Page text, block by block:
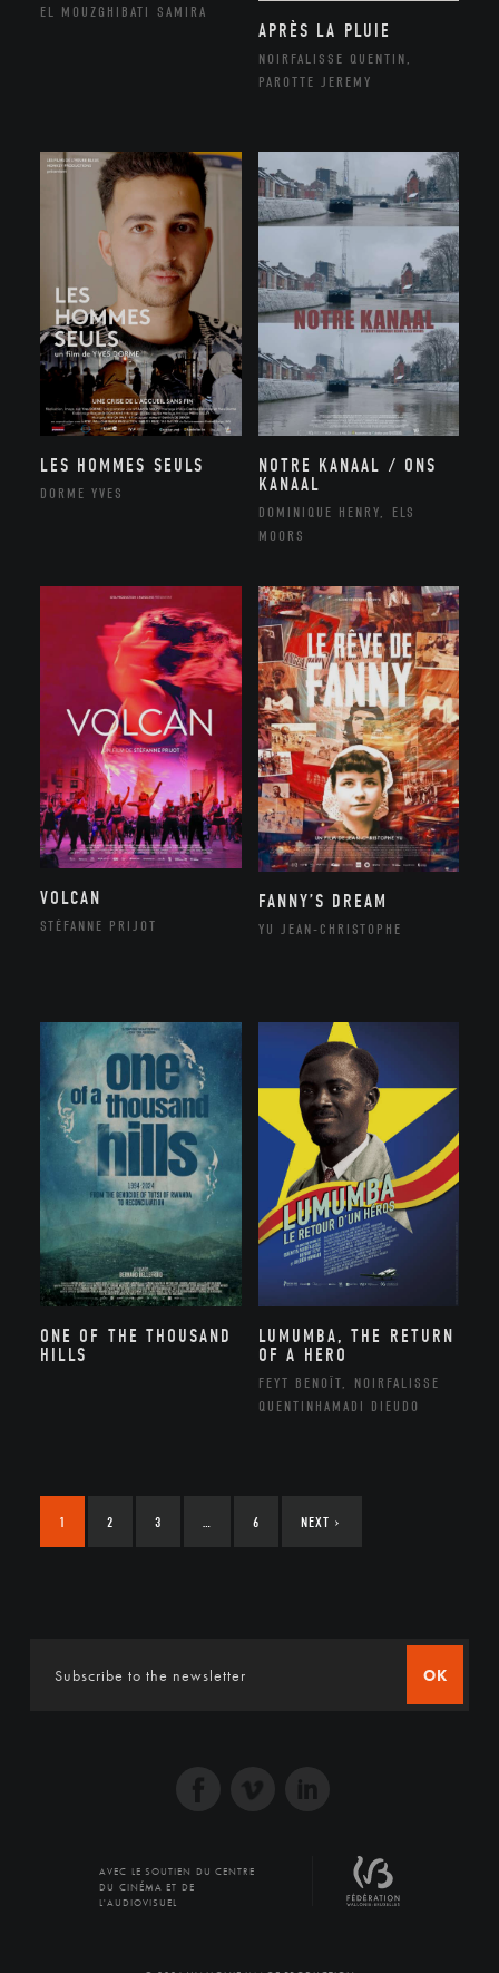
EL MOUZGHIBATI SAMIRA
APRÈS LA PLUIE
NOIRFALISSE QUENTIN,
PAROTTE JEREMY
LES HOMMES SEULS
DORME YVES
NOTRE KANAAL / ONS
KANAAL
DOMINIQUE HENRY, ELS
MOORS
VOLCAN
STÉFANNE PRIJOT
FANNY’S DREAM
YU JEAN-CHRISTOPHE
ONE OF THE THOUSAND
HILLS
LUMUMBA, THE RETURN
OF A HERO
FEYT BENOÎT, NOIRFALISSE
QUENTINHAMADI DIEUDO
1 2 3 … 6 NEXT ›
OK
AVEC LE SOUTIEN DU CENTRE
DU CINÉMA ET DE
L'AUDIOVISUEL